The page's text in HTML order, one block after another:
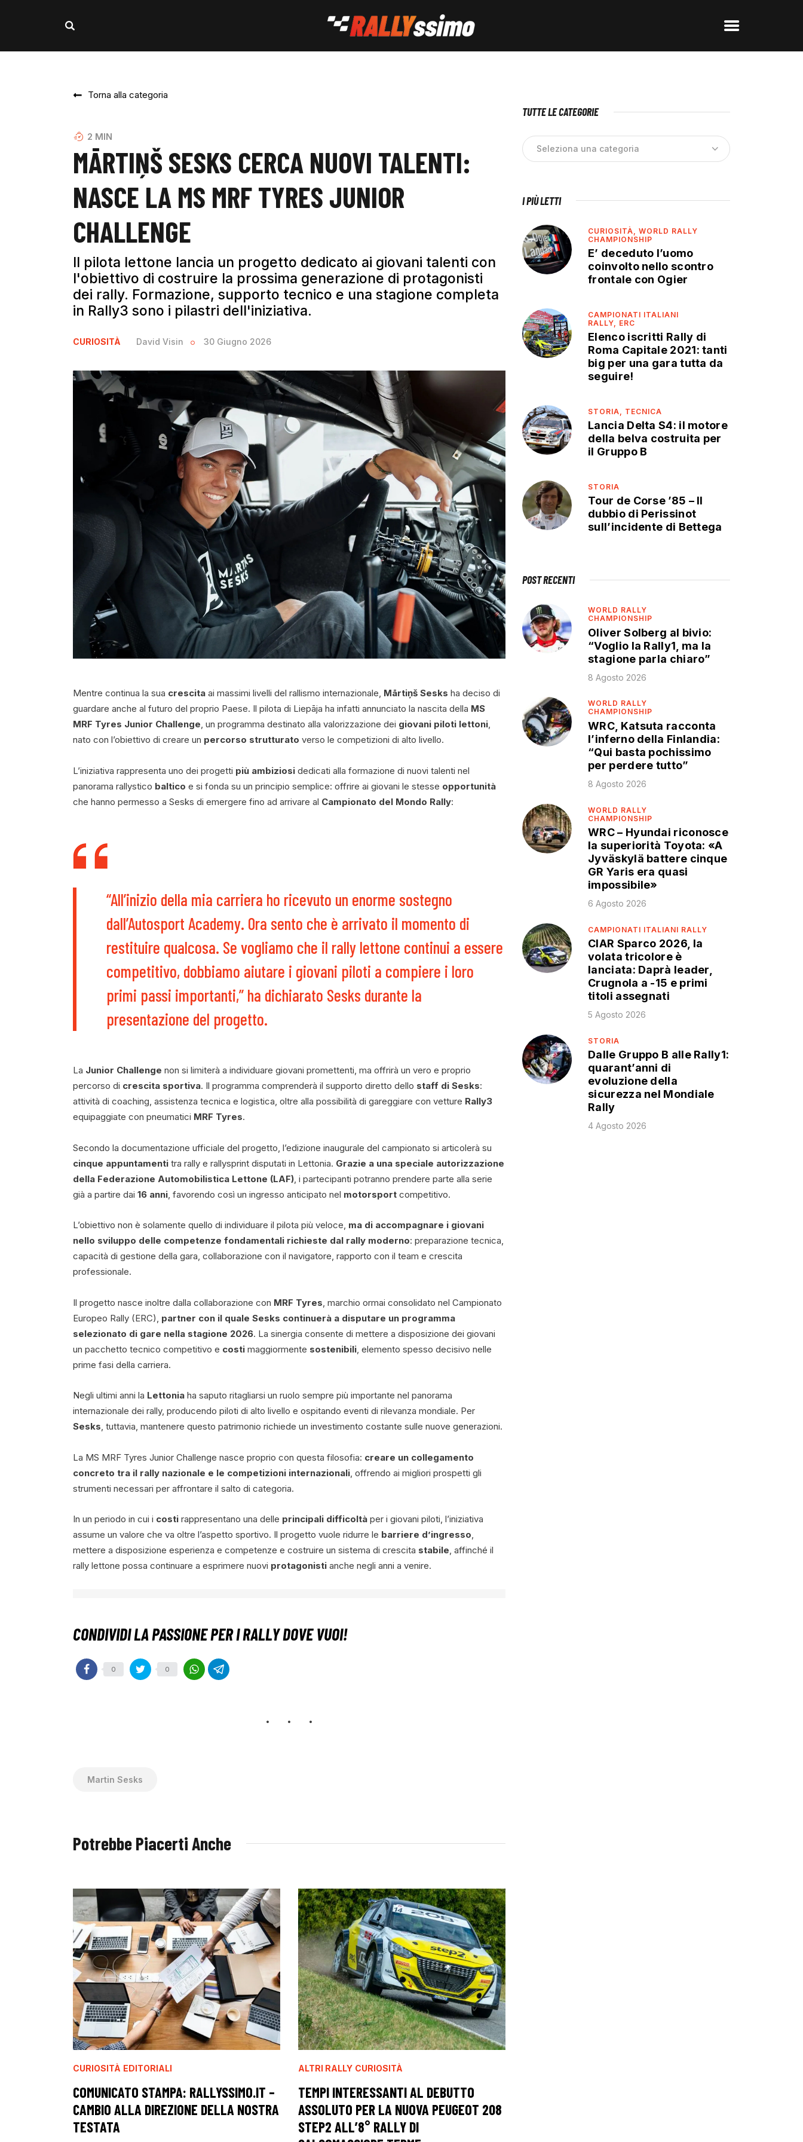
Torna alla categoria
2 MIN
MĀRTIŅŠ SESKS CERCA NUOVI TALENTI:
NASCE LA MS MRF TYRES JUNIOR
CHALLENGE
Il pilota lettone lancia un progetto dedicato ai giovani talenti con
l'obiettivo di costruire la prossima generazione di protagonisti
dei rally. Formazione, supporto tecnico e una stagione completa
in Rally3 sono i pilastri dell'iniziativa.
CURIOSITÀ David Visin 30 Giugno 2026
Mentre continua la sua crescita ai massimi livelli del rallismo internazionale, Mārtiņš Sesks ha deciso di
guardare anche al futuro del proprio Paese. Il pilota di Liepāja ha infatti annunciato la nascita della MS
MRF Tyres Junior Challenge, un programma destinato alla valorizzazione dei giovani piloti lettoni,
nato con l’obiettivo di creare un percorso strutturato verso le competizioni di alto livello.
L’iniziativa rappresenta uno dei progetti più ambiziosi dedicati alla formazione di nuovi talenti nel
panorama rallystico baltico e si fonda su un principio semplice: offrire ai giovani le stesse opportunità
che hanno permesso a Sesks di emergere fino ad arrivare al Campionato del Mondo Rally:
“All’inizio della mia carriera ho ricevuto un enorme sostegno
dall’Autosport Academy. Ora sento che è arrivato il momento di
restituire qualcosa. Se vogliamo che il rally lettone continui a essere
competitivo, dobbiamo aiutare i giovani piloti a compiere i loro
primi passi importanti,” ha dichiarato Sesks durante la
presentazione del progetto.
La Junior Challenge non si limiterà a individuare giovani promettenti, ma offrirà un vero e proprio
percorso di crescita sportiva. Il programma comprenderà il supporto diretto dello staff di Sesks:
attività di coaching, assistenza tecnica e logistica, oltre alla possibilità di gareggiare con vetture Rally3
equipaggiate con pneumatici MRF Tyres.
Secondo la documentazione ufficiale del progetto, l’edizione inaugurale del campionato si articolerà su
cinque appuntamenti tra rally e rallysprint disputati in Lettonia. Grazie a una speciale autorizzazione
della Federazione Automobilistica Lettone (LAF) , i partecipanti potranno prendere parte alla serie
già a partire dai 16 anni , favorendo così un ingresso anticipato nel motorsport competitivo.
L’obiettivo non è solamente quello di individuare il pilota più veloce, ma di accompagnare i giovani
nello sviluppo delle competenze fondamentali richieste dal rally moderno: preparazione tecnica,
capacità di gestione della gara, collaborazione con il navigatore, rapporto con il team e crescita
professionale.
Il progetto nasce inoltre dalla collaborazione con MRF Tyres , marchio ormai consolidato nel Campionato
Europeo Rally (ERC), partner con il quale Sesks continuerà a disputare un programma
selezionato di gare nella stagione 2026. La sinergia consente di mettere a disposizione dei giovani
un pacchetto tecnico competitivo e costi maggiormente sostenibili , elemento spesso decisivo nelle
prime fasi della carriera.
Negli ultimi anni la Lettonia ha saputo ritagliarsi un ruolo sempre più importante nel panorama
internazionale dei rally, producendo piloti di alto livello e ospitando eventi di rilevanza mondiale. Per
Sesks, tuttavia, mantenere questo patrimonio richiede un investimento costante sulle nuove generazioni.
La MS MRF Tyres Junior Challenge nasce proprio con questa filosofia: creare un collegamento
concreto tra il rally nazionale e le competizioni internazionali , offrendo ai migliori prospetti gli
strumenti necessari per affrontare il salto di categoria.
In un periodo in cui i costi rappresentano una delle principali difficoltà per i giovani piloti, l’iniziativa
assume un valore che va oltre l’aspetto sportivo. Il progetto vuole ridurre le barriere d’ingresso,
mettere a disposizione esperienza e competenze e costruire un sistema di crescita stabile, affinché il
rally lettone possa continuare a esprimere nuovi protagonisti anche negli anni a venire.
0 0
Martin Sesks
Potrebbe Piacerti Anche
CURIOSITÀ EDITORIALI
COMUNICATO STAMPA: RALLYSSIMO.IT –
CAMBIO ALLA DIREZIONE DELLA NOSTRA
TESTATA
ALTRI RALLY CURIOSITÀ
TEMPI INTERESSANTI AL DEBUTTO
ASSOLUTO PER LA NUOVA PEUGEOT 208
STEP2 ALL’8° RALLY DI
TUTTE LE CATEGORIE
I PIÙ LETTI
CURIOSITÀ,WORLD RALLY
CHAMPIONSHIP
E’ deceduto l’uomo
coinvolto nello scontro
frontale con Ogier
CAMPIONATI ITALIANI
RALLY, ERC
Elenco iscritti Rally di
Roma Capitale 2021: tanti
big per una gara tutta da
seguire!
STORIA, TECNICA
Lancia Delta S4: il motore
della belva costruita per
il Gruppo B
STORIA
Tour de Corse ’85 – Il
dubbio di Perissinot
sull’incidente di Bettega
POST RECENTI
WORLD RALLY
CHAMPIONSHIP
Oliver Solberg al bivio:
“Voglio la Rally1, ma la
stagione parla chiaro”
8 Agosto 2026
WORLD RALLY
CHAMPIONSHIP
WRC, Katsuta racconta
l’inferno della Finlandia:
“Qui basta pochissimo
per perdere tutto”
8 Agosto 2026
WORLD RALLY
CHAMPIONSHIP
WRC – Hyundai riconosce
la superiorità Toyota: «A
Jyväskylä battere cinque
GR Yaris era quasi
impossibile»
6 Agosto 2026
CAMPIONATI ITALIANI RALLY
CIAR Sparco 2026, la
volata tricolore è
lanciata: Daprà leader,
Crugnola a -15 e primi
titoli assegnati
5 Agosto 2026
STORIA
Dalle Gruppo B alle Rally1:
quarant’anni di
evoluzione della
sicurezza nel Mondiale
Rally
4 Agosto 2026